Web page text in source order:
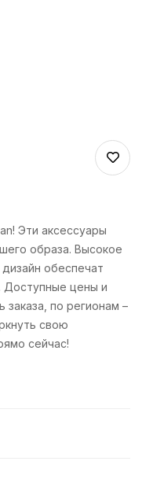
Эти аксессуары
образа. Высокое
обеспечат
Доступные цены и
по регионам –
свою
сейчас!